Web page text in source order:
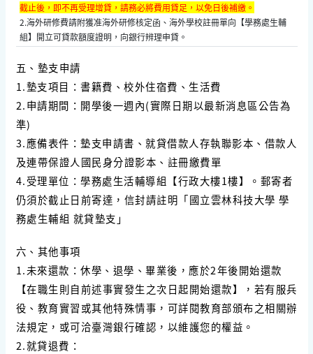
截止後，即不再受理增貸，請務必將費用貸足，以免日後補繳。
2.海外研修費請附獲准海外研修核定函、海外學校註冊單向【學務處生輔
組】開立可貸款額度證明，向銀行辨理申貸。
五、墊支申請
1.墊支項目：書籍費、校外住宿費、生活費
2.申請期間：開學後一週內(實際日期以最新消息區公告為
準)
3.應備表件：墊支申請書、就貸借款人存執聯影本、借款人
及連帶保證人國民身分證影本、註冊繳費單
4.受理單位：學務處生活輔導組【行政大樓1樓】。郵寄者
仍須於截止日前寄達，信封請註明「國立雲林科技大學 學
務處生輔組 就貸墊支」
六、其他事項
1.未來還款：休學、退學、畢業後，應於2年後開始還款
【在職生則自前述事實發生之次日起開始還款】，若有服兵
役、教育實習或其他特殊情事，可詳閱教育部頒布之相關辦
法規定，或可洽臺灣銀行確認，以維護您的權益。
2.就貸退費：